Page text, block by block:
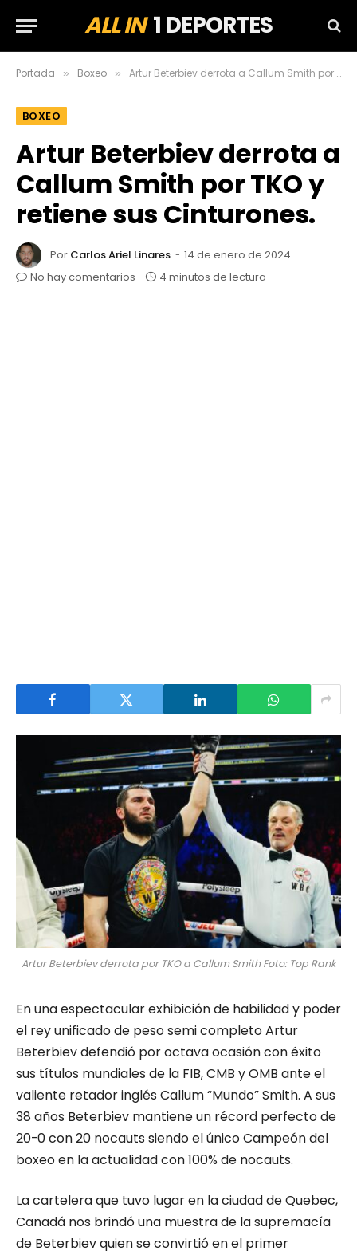
ALL IN1 DEPORTES
Portada » Boxeo » Artur Beterbiev derrota a Callum Smith por TKO y retiene sus Cinturones.
BOXEO
Artur Beterbiev derrota a
Callum Smith por TKO y
retiene sus Cinturones.
Por Carlos Ariel Linares
14 de enero de 2024
No hay comentarios
4 minutos de lectura
Artur Beterbiev derrota por TKO a Callum Smith Foto: Top Rank
En una espectacular exhibición de habilidad y poder
el rey unificado de peso semi completo Artur
Beterbiev defendió por octava ocasión con éxito
sus títulos mundiales de la FIB, CMB y OMB ante el
valiente retador inglés Callum “Mundo” Smith. A sus
38 años Beterbiev mantiene un récord perfecto de
20-0 con 20 nocauts siendo el único Campeón del
boxeo en la actualidad con 100% de nocauts.
La cartelera que tuvo lugar en la ciudad de Quebec,
Canadá nos brindó una muestra de la supremacía
de Beterbiev quien se convirtió en el primer